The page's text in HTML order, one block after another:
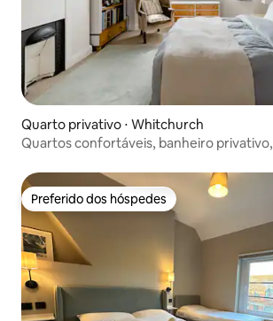
Quarto privativo ⋅ Whitchurch
Quartos confortáveis, banheiro privativo,
Preferido dos hóspedes
Preferido dos hóspedes